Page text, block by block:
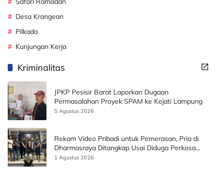
Desa Krangean
Pilkada
Kunjungan Kerja
Kriminalitas
JPKP Pesisir Barat Laporkan Dugaan
Permasalahan Proyek SPAM ke Kejati Lampung
5 Agustus 2026
Rekam Video Pribadi untuk Pemerasan, Pria di
Dharmasraya Ditangkap Usai Diduga Perkosa
Korban
1 Agustus 2026